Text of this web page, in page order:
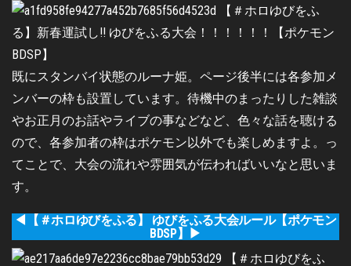
既にスタンバイ状態のルーナ姫。ページ後半には各参加メ
ンバーの枠も設置しています。待機中のまったりした雑談
やお正月のお話やライブの事などなど、色々な話を聴ける
ので、各参加者の枠はポケモン以外でも楽しめますよ。っ
てことで、大会の流れや雰囲気が伝わればいいなと思いま
す。
◀【＃ホロゆびをふる】 ゆびをふる大会ルール【ポケモン
BDSP】▶